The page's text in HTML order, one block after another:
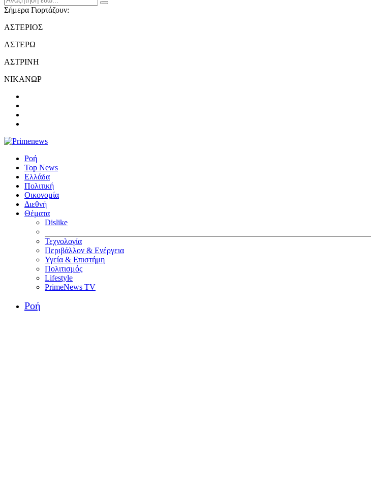
Σήμερα Γιορτάζουν:
ΑΣΤΕΡΙΟΣ
ΑΣΤΕΡΩ
ΑΣΤΡΙΝΗ
ΝΙΚΑΝΩΡ
Ροή
Top News
Ελλάδα
Πολιτική
Οικονομία
Διεθνή
Θέματα
Dislike
Τεχνολογία
Περιβάλλον & Ενέργεια
Υγεία & Επιστήμη
Πολιτισμός
Lifestyle
PrimeNews TV
Ροή